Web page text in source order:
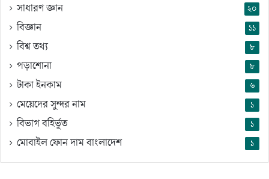
সাধারণ জ্ঞান ২০
বিজ্ঞান ১১
বিশ্ব তথ্য ৮
পড়াশোনা ৮
টাকা ইনকাম ৬
মেয়েদের সুন্দর নাম ১
বিভাগ বহির্ভূত ১
মোবাইল ফোন দাম বাংলাদেশ ১